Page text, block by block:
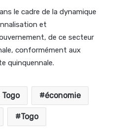
le cadre de la dynamique
et
de ce secteur
conformément aux
quinquennale.
Togo économie
Togo